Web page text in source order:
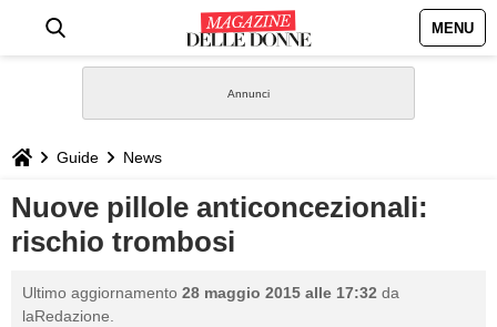
MENU
STILE
BIOGRAFIE
DEFINIZIONI
Guide News
Nuove pillole anticoncezionali:
rischio trombosi
Ultimo aggiornamento 28 maggio 2015 alle 17:32 da
laRedazione.